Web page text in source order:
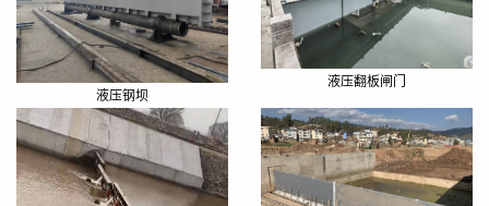
液压钢坝
液压翻板闸门